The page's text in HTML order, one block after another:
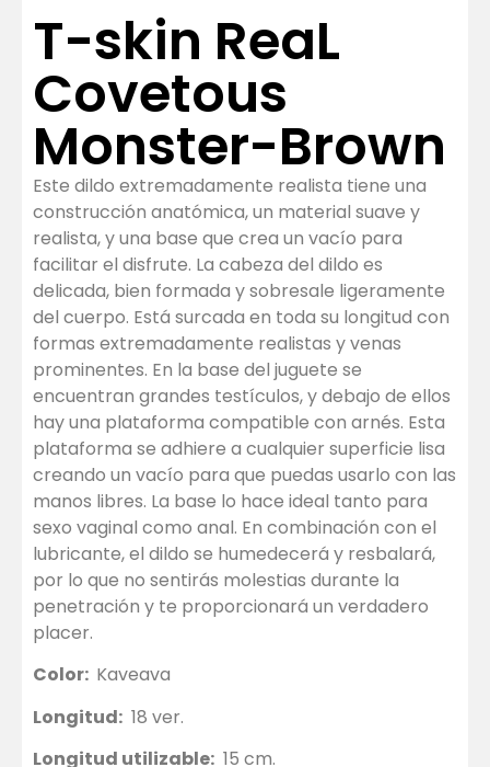
T-skin ReaL
Covetous
Monster-Brown
Este dildo extremadamente realista tiene una
construcción anatómica, un material suave y
realista, y una base que crea un vacío para
facilitar el disfrute. La cabeza del dildo es
delicada, bien formada y sobresale ligeramente
del cuerpo. Está surcada en toda su longitud con
formas extremadamente realistas y venas
prominentes. En la base del juguete se
encuentran grandes testículos, y debajo de ellos
hay una plataforma compatible con arnés. Esta
plataforma se adhiere a cualquier superficie lisa
creando un vacío para que puedas usarlo con las
manos libres. La base lo hace ideal tanto para
sexo vaginal como anal. En combinación con el
lubricante, el dildo se humedecerá y resbalará,
por lo que no sentirás molestias durante la
penetración y te proporcionará un verdadero
placer.
Color: Kaveava
Longitud: 18 ver.
Longitud utilizable: 15 cm.